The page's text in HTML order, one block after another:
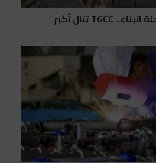
ملعب تيسيما يدخل مرحلة البناء.. TGCC تنال أكبر